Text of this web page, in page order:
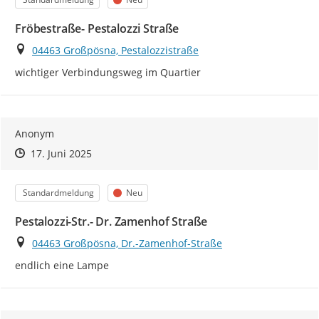
Fröbestraße- Pestalozzi Straße
Ort
04463 Großpösna, Pestalozzistraße
wichtiger Verbindungsweg im Quartier
Anonym
Zeitpunkt des Erstellens
Zeitpunkt des Erstellens
17. Juni 2025Zur Äußerung
Kategorie
Standardmeldung Status
Neu
Pestalozzi-Str.- Dr. Zamenhof Straße
Ort
04463 Großpösna, Dr.-Zamenhof-Straße
endlich eine Lampe